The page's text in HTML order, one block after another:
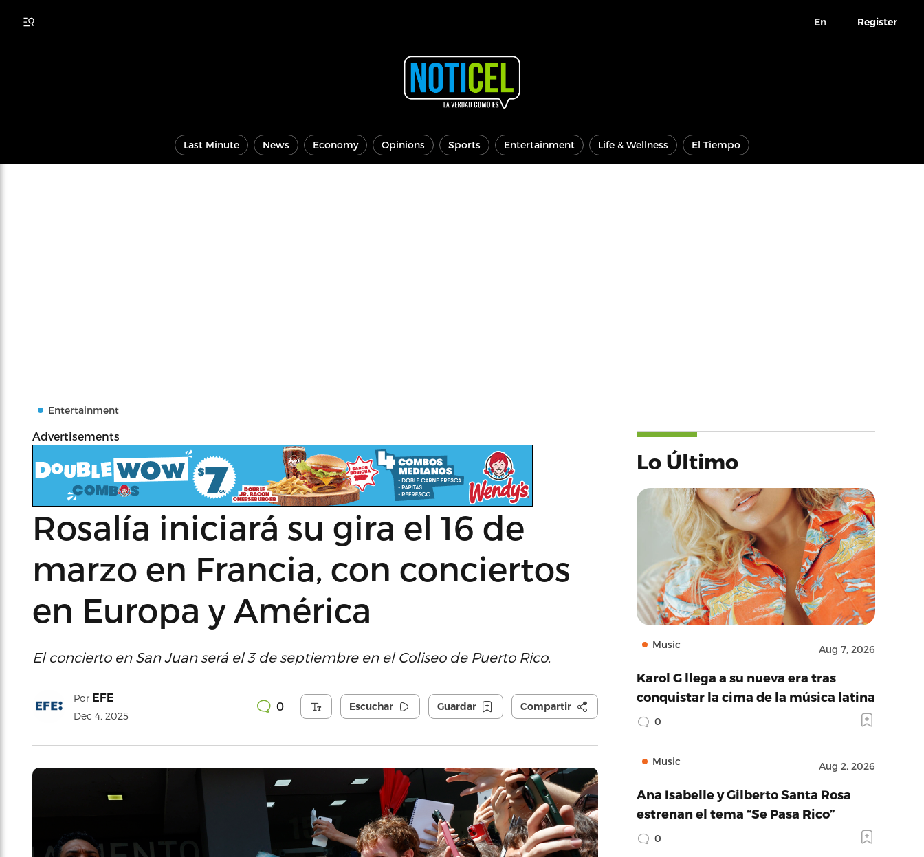
En Register
Last Minute News Economy Opinions Sports Entertainment Life & Wellness El Tiempo
Entertainment
Advertisements
Rosalía iniciará su gira el 16 de
marzo en Francia, con conciertos
en Europa y América
El concierto en San Juan será el 3 de septiembre en el Coliseo de Puerto Rico.
Por EFE
Dec 4, 2025
0 Escuchar Guardar Compartir
Lo Último
Music Aug 7, 2026
Karol G llega a su nueva era tras
conquistar la cima de la música latina
0
Music Aug 2, 2026
Ana Isabelle y Gilberto Santa Rosa
estrenan el tema “Se Pasa Rico”
0